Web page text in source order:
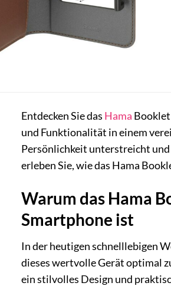
Entdecken Sie das Hama
und Funktionalität in einem
Persönlichkeit unterstreicht und
erleben Sie, wie das Hama
Warum das Hama
Smartphone ist
In der heutigen schnelllebigen
dieses wertvolle Gerät optimal
ein stilvolles Design und